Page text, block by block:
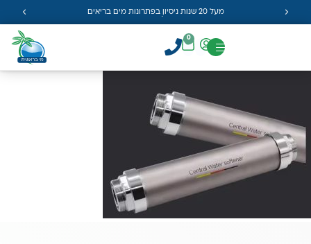
מעל 20 שנות ניסיון בפתרונות מים בריאים
0